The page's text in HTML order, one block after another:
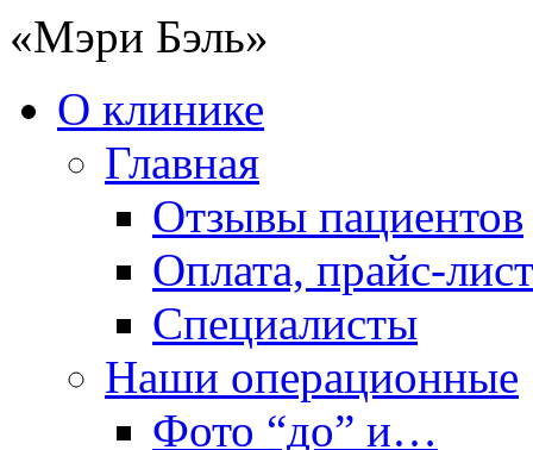
«Мэри Бэль»
О клинике
Главная
Отзывы пациентов
Оплата, прайс-лист
Специалисты
Наши операционные
Фото “до” и…